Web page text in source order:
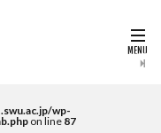
wp-
on line 87
2026